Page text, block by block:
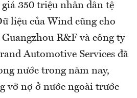
350 triệu nhân dân tệ
liệu của Wind cũng cho
R&F và công ty
Automotive Services đã
nước trong năm nay,
vỡ nợ ở nước ngoài trước